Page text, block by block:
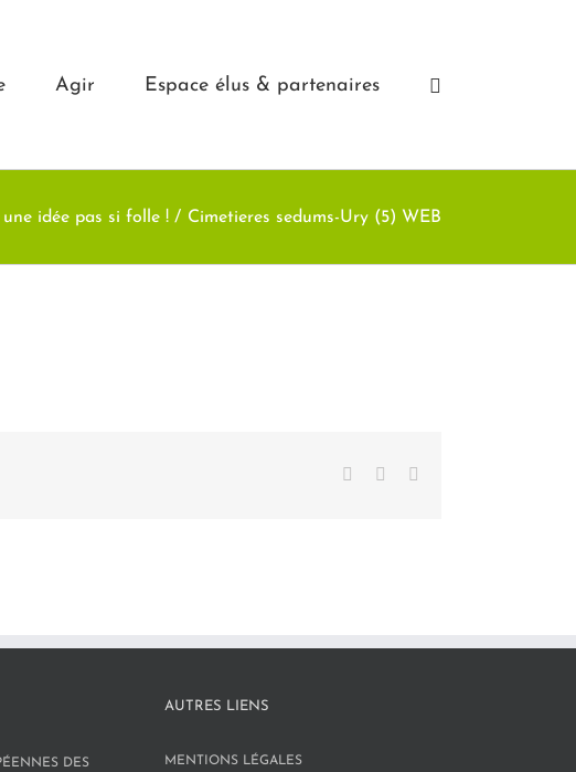
Agir Espace élus & partenaires
une idée pas si folle ! Cimetieres sedums-Ury (5) WEB
Facebook
DES
AUTRES LIENS
MENTIONS LÉGALES